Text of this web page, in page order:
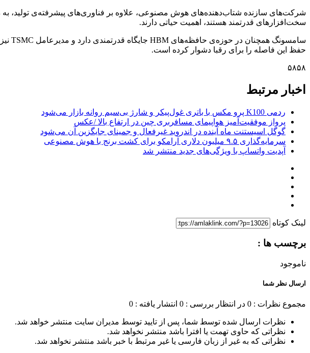
سخت‌افزارهای قدرتمند هستند، اهمیت حیاتی دارند.
حفظ این فاصله را برای رقبا دشوار کرده است.
۵۸۵۸
اخبار مرتبط
ردمی K100 پرو مکس با باتری غول‌پیکر و شارژ بی‌سیم روانه بازار می‌شود
پرواز موفقیت‌آمیز هواپیمای مسافربری چین در ارتفاع بالا /عکس
گوگل اسیستنت ماه آینده در اندروید غیرفعال و جمینای جایگزین آن می‌شود
سرمایه‌گذاری ۹.۵ میلیون دلاری آرامکو برای کشت برنج با هوش مصنوعی
آپدیت‌ واتساپ با ویژگی‌های جدید منتشر شد
لینک کوتاه
برچسب ها :
ناموجود
ارسال نظر شما
مجموع نظرات : 0 در انتظار بررسی : 0 انتشار یافته : 0
نظرات ارسال شده توسط شما، پس از تایید توسط مدیران سایت منتشر خواهد شد.
نظراتی که حاوی تهمت یا افترا باشد منتشر نخواهد شد.
نظراتی که به غیر از زبان فارسی یا غیر مرتبط با خبر باشد منتشر نخواهد شد.